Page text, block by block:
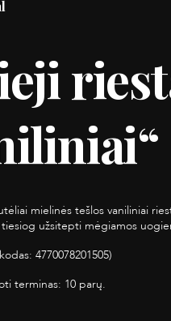
mielinės tešlos vaniliniai
užsitepti mėgiamos
4770078201505)
terminas: 10 parų.